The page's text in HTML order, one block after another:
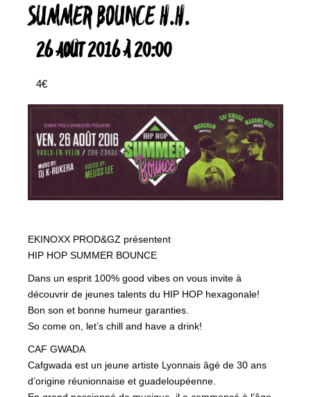
SUMMER BOUNCE H.H.
26 AOÛT 2016 À 20:00
4€
EKINOXX PROD&GZ présentent
HIP HOP SUMMER BOUNCE
Dans un esprit 100% good vibes on vous invite à
découvrir de jeunes talents du HIP HOP hexagonale!
Bon son et bonne humeur garanties.
So come on, let’s chill and have a drink!
CAF GWADA
Cafgwada est un jeune artiste Lyonnais âgé de 30 ans
d’origine réunionnaise et guadeloupéenne.